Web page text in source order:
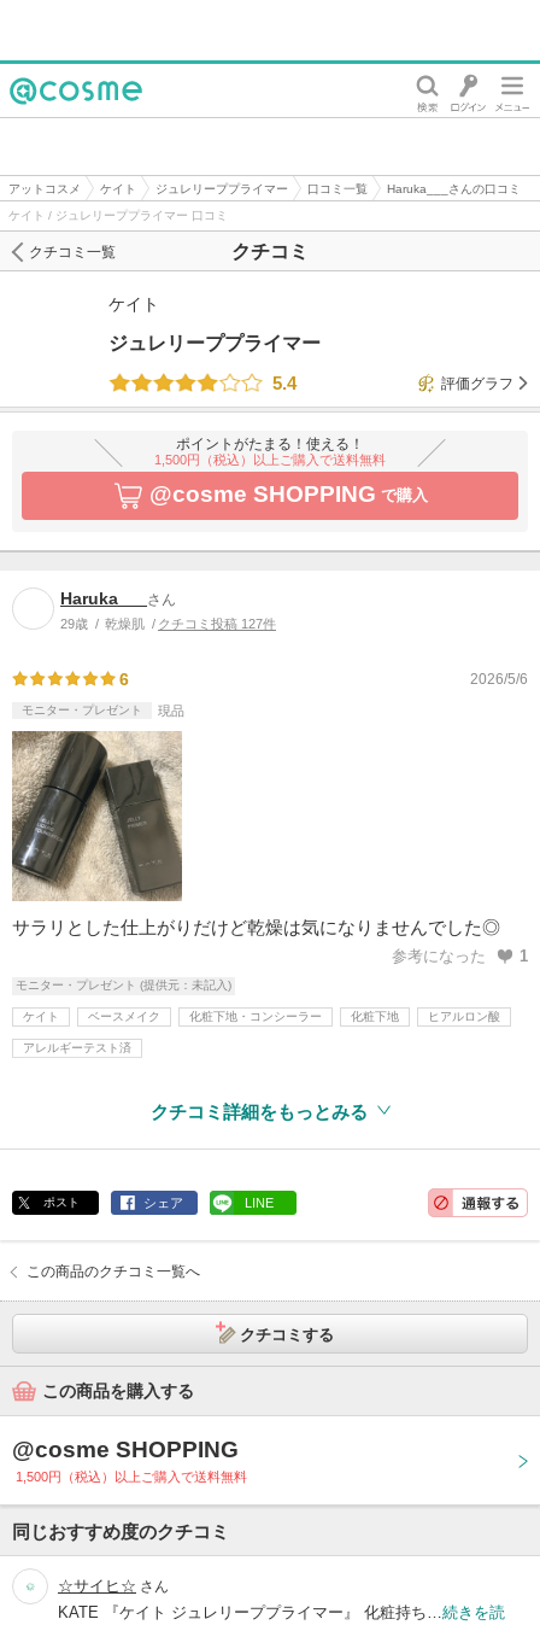
アットコスメ ケイト ジュレリーププライマー 口コミ一覧
Haruka___さんの口コミ
ケイト / ジュレリーププライマー 口コミ
クチコミ
クチコミ一覧
ケイト
ジュレリーププライマー
5.4
評価グラフ
ポイントがたまる！使える！
1,500円（税込）以上ご購入で送料無料
@cosme SHOPPING で購入
Haruka___ さん
29歳 乾燥肌 クチコミ投稿 127件
6 2026/5/6
モニター・プレゼント 現品
サラリとした仕上がりだけど乾燥は気になりませんでした◎
参考になった 1
モニター・プレゼント (提供元：未記入)
ケイト ベースメイク 化粧下地・コンシーラー 化粧下地 ヒアルロン酸
アレルギーテスト済
クチコミ詳細をもっとみる
ポスト シェア LINE
この商品のクチコミ一覧へ
クチコミする
この商品を購入する
@cosme SHOPPING
1,500円（税込）以上ご購入で送料無料
同じおすすめ度のクチコミ
☆サイヒ☆ さん
KATE 『ケイト ジュレリーププライマー』 化粧持ち…続きを読